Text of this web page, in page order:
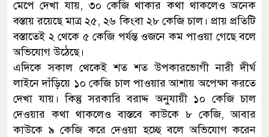
মেপে দেখা যায়, ৩০ কেজি থাকার কথা থাকলেও অনেক
বস্তায় রয়েছে মাত্র ২৫, ২৬ কিংবা ২৮ কেজি চাল। প্রায় প্রতিটি
বস্তাতেই ২ থেকে ৫ কেজি পর্যন্ত ওজনে কম পাওয়া গেছে বলে
অভিযোগ উঠেছে।
এদিকে সকাল থেকেই শত শত উপকারভোগী নারী দীর্ঘ
লাইনে দাঁড়িয়ে ১০ কেজি চাল পাওয়ার আশায় অপেক্ষা করতে
দেখা যায়। কিন্তু সরকারি বরাদ্দ অনুযায়ী ১০ কেজি চাল
দেওয়ার কথা থাকলেও বাস্তবে কাউকে ৮ কেজি, আবার
কাউকে ৯ কেজি করে দেওয়া হচ্ছে বলে অভিযোগ করেন